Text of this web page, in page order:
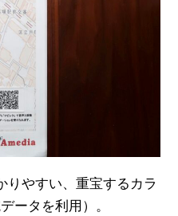
りやすい、重宝するカラ
ータを利用）。